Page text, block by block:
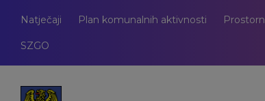
Natječaji Plan komunalnih aktivnosti
SZGO